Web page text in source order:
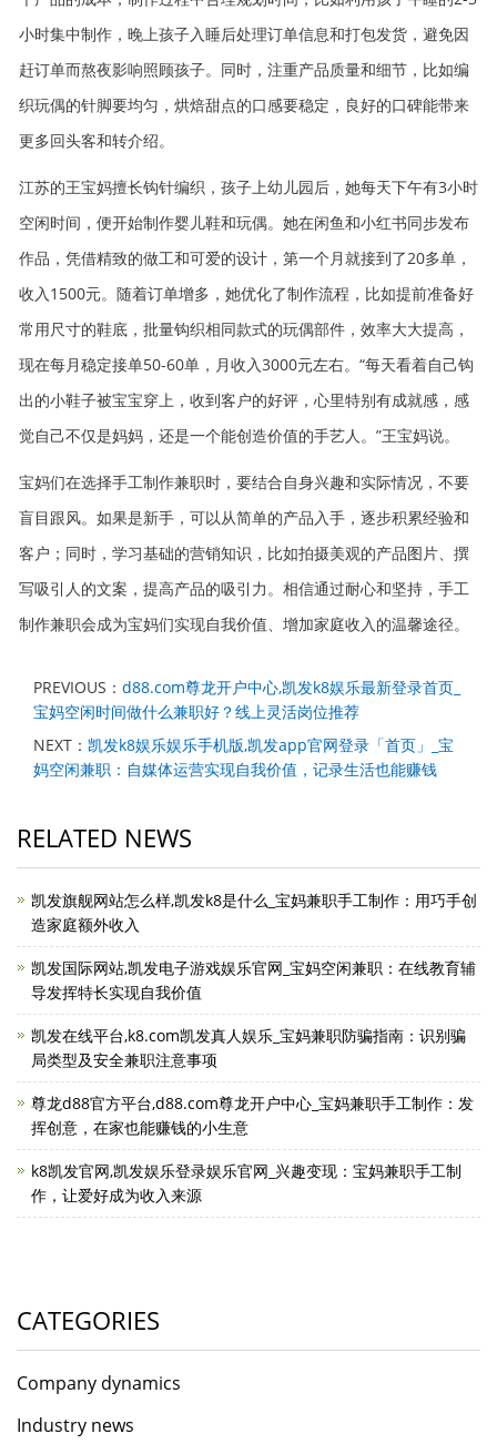
小时集中制作，晚上孩子入睡后处理订单信息和打包发货，避免因
赶订单而熬夜影响照顾孩子。同时，注重产品质量和细节，比如编
织玩偶的针脚要均匀，烘焙甜点的口感要稳定，良好的口碑能带来
更多回头客和转介绍。
江苏的王宝妈擅长钩针编织，孩子上幼儿园后，她每天下午有3小时
空闲时间，便开始制作婴儿鞋和玩偶。她在闲鱼和小红书同步发布
作品，凭借精致的做工和可爱的设计，第一个月就接到了20多单，
收入1500元。随着订单增多，她优化了制作流程，比如提前准备好
常用尺寸的鞋底，批量钩织相同款式的玩偶部件，效率大大提高，
现在每月稳定接单50-60单，月收入3000元左右。“每天看着自己钩
出的小鞋子被宝宝穿上，收到客户的好评，心里特别有成就感，感
觉自己不仅是妈妈，还是一个能创造价值的手艺人。”王宝妈说。
宝妈们在选择手工制作兼职时，要结合自身兴趣和实际情况，不要
盲目跟风。如果是新手，可以从简单的产品入手，逐步积累经验和
客户；同时，学习基础的营销知识，比如拍摄美观的产品图片、撰
写吸引人的文案，提高产品的吸引力。相信通过耐心和坚持，手工
制作兼职会成为宝妈们实现自我价值、增加家庭收入的温馨途径。
PREVIOUS： d88.com尊龙开户中心,凯发k8娱乐最新登录首页_
宝妈空闲时间做什么兼职好？线上灵活岗位推荐
NEXT： 凯发k8娱乐娱乐手机版,凯发app官网登录「首页」_宝
妈空闲兼职：自媒体运营实现自我价值，记录生活也能赚钱
RELATED NEWS
凯发旗舰网站怎么样,凯发k8是什么_宝妈兼职手工制作：用巧手创
造家庭额外收入
凯发国际网站,凯发电子游戏娱乐官网_宝妈空闲兼职：在线教育辅
导发挥特长实现自我价值
凯发在线平台,k8.com凯发真人娱乐_宝妈兼职防骗指南：识别骗
局类型及安全兼职注意事项
尊龙d88官方平台,d88.com尊龙开户中心_宝妈兼职手工制作：发
挥创意，在家也能赚钱的小生意
k8凯发官网,凯发娱乐登录娱乐官网_兴趣变现：宝妈兼职手工制
作，让爱好成为收入来源
CATEGORIES
Company dynamics
Industry news